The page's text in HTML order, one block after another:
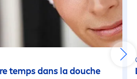
temps dans la douche